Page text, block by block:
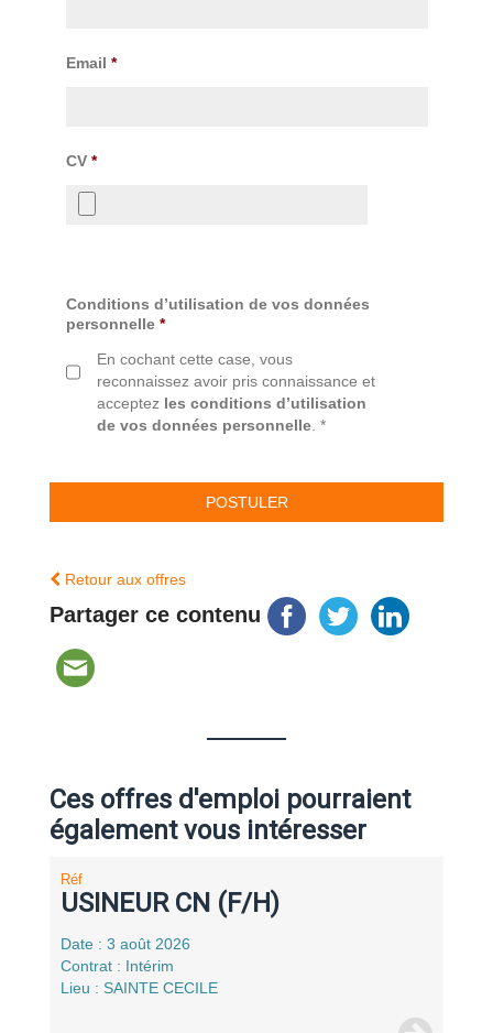
Email *
CV *
Conditions d’utilisation de vos données
personnelle *
En cochant cette case, vous
reconnaissez avoir pris connaissance et
acceptez les conditions d’utilisation
de vos données personnelle . *
Retour aux offres
Partager ce contenu
Ces offres d'emploi pourraient
également vous intéresser
Réf
USINEUR CN (F/H)
Date : 3 août 2026
Contrat : Intérim
Lieu : SAINTE CECILE